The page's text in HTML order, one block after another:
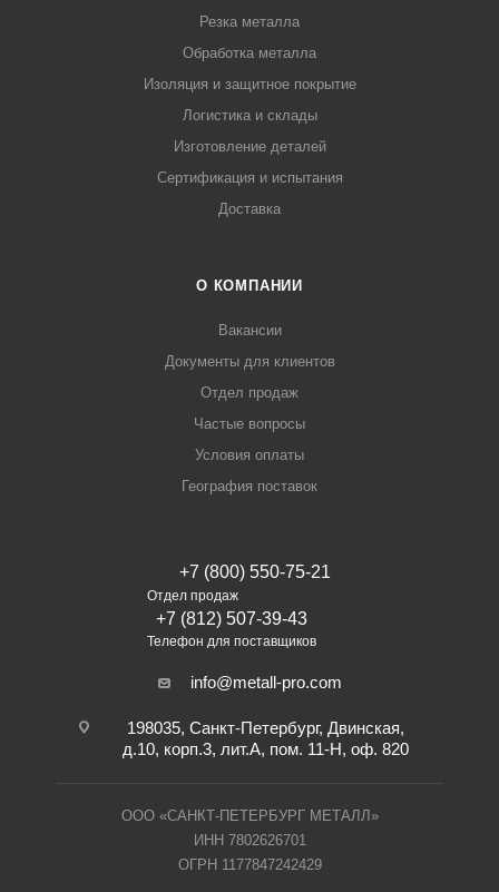
Резка металла
Обработка металла
Изоляция и защитное покрытие
Логистика и склады
Изготовление деталей
Сертификация и испытания
Доставка
О КОМПАНИИ
Вакансии
Документы для клиентов
Отдел продаж
Частые вопросы
Условия оплаты
География поставок
+7 (800) 550-75-21
Отдел продаж
+7 (812) 507-39-43
Телефон для поставщиков
info@metall-pro.com
198035, Санкт-Петербург, Двинская,
д.10, корп.3, лит.А, пом. 11-Н, оф. 820
ООО «САНКТ-ПЕТЕРБУРГ МЕТАЛЛ»
ИНН 7802626701
ОГРН 1177847242429